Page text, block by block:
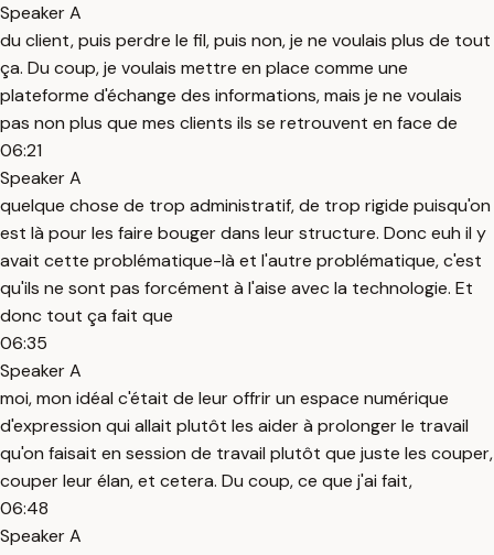
Speaker A
du client, puis perdre le fil, puis non, je ne voulais plus de tout
ça. Du coup, je voulais mettre en place comme une
plateforme d'échange des informations, mais je ne voulais
pas non plus que mes clients ils se retrouvent en face de
06:21
Speaker A
quelque chose de trop administratif, de trop rigide puisqu'on
est là pour les faire bouger dans leur structure. Donc euh il y
avait cette problématique-là et l'autre problématique, c'est
qu'ils ne sont pas forcément à l'aise avec la technologie. Et
donc tout ça fait que
06:35
Speaker A
moi, mon idéal c'était de leur offrir un espace numérique
d'expression qui allait plutôt les aider à prolonger le travail
qu'on faisait en session de travail plutôt que juste les couper,
couper leur élan, et cetera. Du coup, ce que j'ai fait,
06:48
Speaker A